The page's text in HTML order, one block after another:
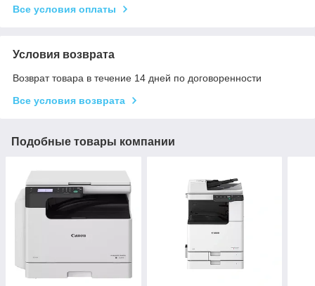
Все условия оплаты
Условия возврата
Возврат товара в течение 14 дней по договоренности
Все условия возврата
Подобные товары компании